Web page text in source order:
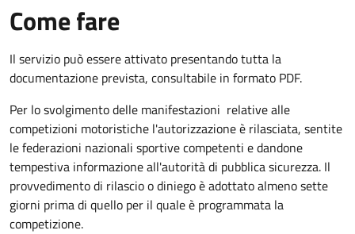
Come fare
Il servizio può essere attivato presentando tutta la
documentazione prevista, consultabile in formato PDF.
Per lo svolgimento delle manifestazioni relative alle
competizioni motoristiche l'autorizzazione è rilasciata, sentite
le federazioni nazionali sportive competenti e dandone
tempestiva informazione all'autorità di pubblica sicurezza. Il
provvedimento di rilascio o diniego è adottato almeno sette
giorni prima di quello per il quale è programmata la
competizione.